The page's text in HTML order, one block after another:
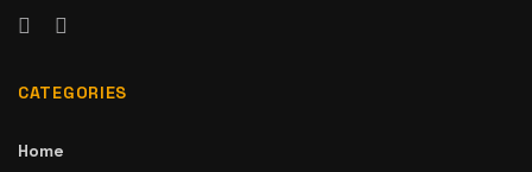
CATEGORIES
Home